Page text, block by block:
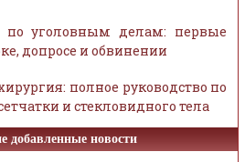
по уголовным делам: первые
допросе и обвинении
полное руководство по
и стекловидного тела
добавленные новости